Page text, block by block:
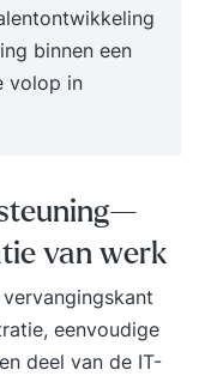
binnen een
volop in
van werk
eenvoudige
deel van de IT-